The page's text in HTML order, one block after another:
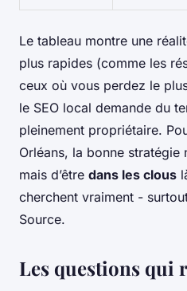
Le tableau montre une
plus rapides (comme les
ceux où vous perdez le
le SEO local demande du
pleinement propriétaire.
Orléans, la bonne stratégie
mais d’être dans les clous
cherchent vraiment -
Source.
Les questions qui